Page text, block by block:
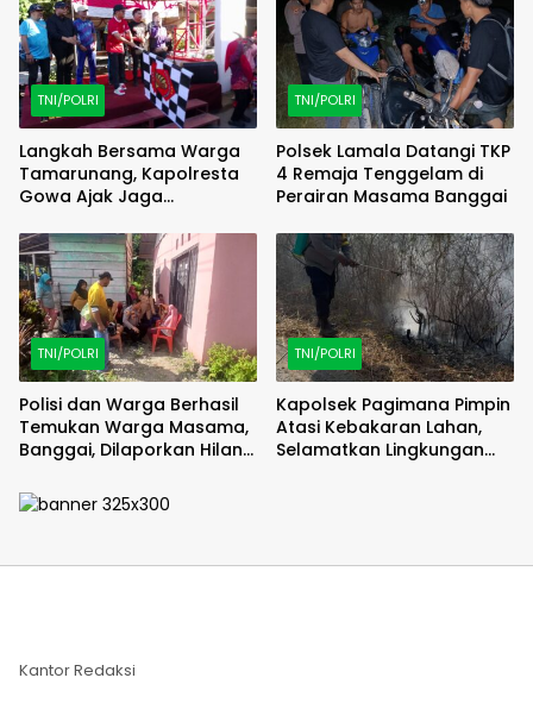
TNI/POLRI
Langkah Bersama Warga
Tamarunang, Kapolresta
Gowa Ajak Jaga
ke-81
TNI/POLRI
Polsek Lamala Datangi TKP
4 Remaja Tenggelam di
Perairan Masama Banggai
TNI/POLRI
Polisi dan Warga Berhasil
Temukan Warga Masama,
Banggai, Dilaporkan Hilang
TNI/POLRI
Kapolsek Pagimana Pimpin
Atasi Kebakaran Lahan,
Selamatkan Lingkungan
Kantor Redaksi